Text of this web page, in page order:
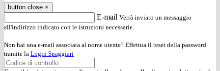
button close ×
E-mail Verrà inviato un messaggio
all'indirizzo indicato con le istruzioni necessarie.
Non hai una e-mail associata al nome utente? Effettua il reset della password
tramite la Login Spaggiari